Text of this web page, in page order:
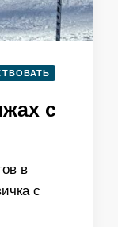
с
в
с